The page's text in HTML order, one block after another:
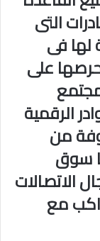
التى
لها فى
على
الرقمية
من
سوق
الاتصالات
مع